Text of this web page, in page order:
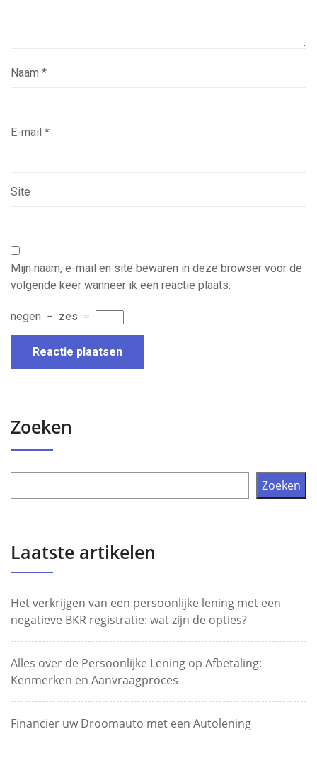
Naam *
E-mail *
Site
Mijn naam, e-mail en site bewaren in deze browser voor de
volgende keer wanneer ik een reactie plaats.
negen − zes =
Zoeken
Zoeken
Laatste artikelen
Het verkrijgen van een persoonlijke lening met een
negatieve BKR registratie: wat zijn de opties?
Alles over de Persoonlijke Lening op Afbetaling:
Kenmerken en Aanvraagproces
Financier uw Droomauto met een Autolening